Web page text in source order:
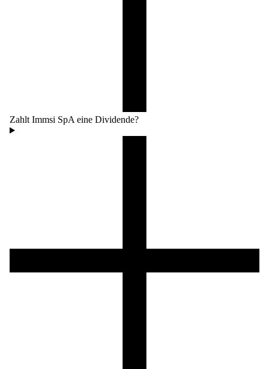
Zahlt Immsi SpA eine Dividende?